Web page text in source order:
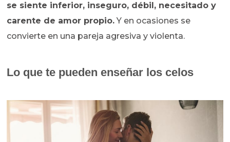
se siente inferior, inseguro, débil, necesitado y
carente de amor propio.Y en ocasiones se
convierte en una pareja agresiva y violenta.
Lo que te pueden enseñar los celos